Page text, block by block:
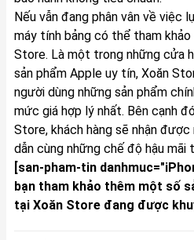
Nếu vẫn đang phân vân về việc
máy tính bảng có thể tham khảo
Store. Là một trong những cửa
sản phẩm Apple uy tín, Xoăn
người dùng những sản phẩm
mức giá hợp lý nhất. Bên cạnh
Store, khách hàng sẽ nhận
dẫn cùng những chế độ hậu mãi
[san-pham-tin
bạn tham khảo thêm một số
tại Xoăn Store đang được